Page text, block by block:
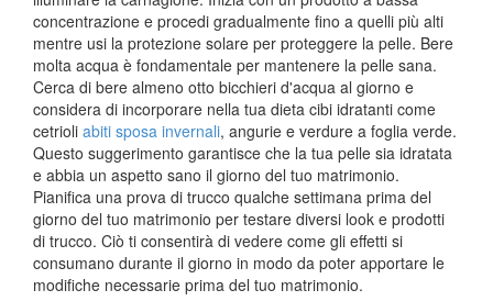
concentrazione e procedi gradualmente fino a quelli più alti
mentre usi la protezione solare per proteggere la pelle. Bere
molta acqua è fondamentale per mantenere la pelle sana.
Cerca di bere almeno otto bicchieri d'acqua al giorno e
considera di incorporare nella tua dieta cibi idratanti come
cetrioli abiti sposa invernali, angurie e verdure a foglia verde.
Questo suggerimento garantisce che la tua pelle sia idratata
e abbia un aspetto sano il giorno del tuo matrimonio.
Pianifica una prova di trucco qualche settimana prima del
giorno del tuo matrimonio per testare diversi look e prodotti
di trucco. Ciò ti consentirà di vedere come gli effetti si
consumano durante il giorno in modo da poter apportare le
modifiche necessarie prima del tuo matrimonio.